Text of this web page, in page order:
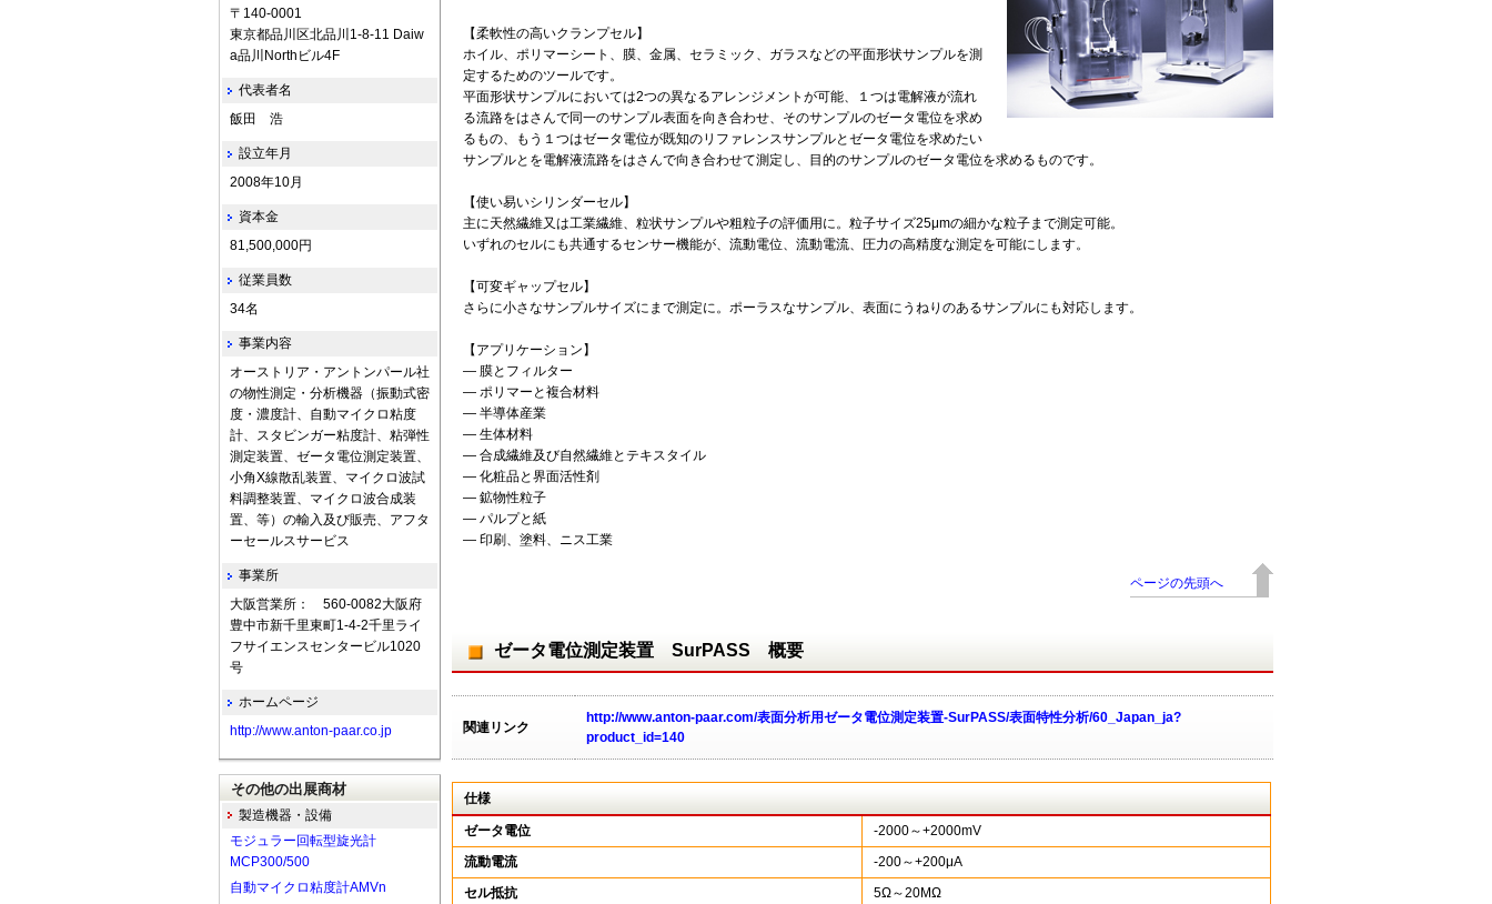
【柔軟性の高いクランプセル】
ホイル、ポリマーシート、膜、金属、セラミック、ガラスなどの平面形状サンプルを測
定するためのツールです。
平面形状サンプルにおいては2つの異なるアレンジメントが可能、１つは電解液が流れ
る流路をはさんで同一のサンプル表面を向き合わせ、そのサンプルのゼータ電位を求め
るもの、もう１つはゼータ電位が既知のリファレンスサンプルとゼータ電位を求めたい
サンプルとを電解液流路をはさんで向き合わせて測定し、目的のサンプルのゼータ電位を求めるものです。
【使い易いシリンダーセル】
主に天然繊維又は工業繊維、粒状サンプルや粗粒子の評価用に。粒子サイズ25μmの細かな粒子まで測定可能。
いずれのセルにも共通するセンサー機能が、流動電位、流動電流、圧力の高精度な測定を可能にします。
【可変ギャップセル】
さらに小さなサンプルサイズにまで測定に。ポーラスなサンプル、表面にうねりのあるサンプルにも対応します。
【アプリケーション】
― 膜とフィルター
― ポリマーと複合材料
― 半導体産業
― 生体材料
― 合成繊維及び自然繊維とテキスタイル
― 化粧品と界面活性剤
― 鉱物性粒子
― パルプと紙
― 印刷、塗料、ニス工業
ページの先頭へ
ゼータ電位測定装置 SurPASS 概要
関連リンク
http://www.anton-paar.com/表面分析用ゼータ電位測定装置-SurPASS/表面特性分析/60_Japan_ja?
product_id=140
仕様
ゼータ電位
-2000～+2000mV
流動電流
-200～+200μA
セル抵抗
5Ω～20MΩ
〒140-0001
東京都品川区北品川1-8-11 Daiw
a品川Northビル4F
代表者名
飯田 浩
設立年月
2008年10月
資本金
81,500,000円
従業員数
34名
事業内容
オーストリア・アントンパール社
の物性測定・分析機器（振動式密
度・濃度計、自動マイクロ粘度
計、スタビンガー粘度計、粘弾性
測定装置、ゼータ電位測定装置、
小角X線散乱装置、マイクロ波試
料調整装置、マイクロ波合成装
置、等）の輸入及び販売、アフタ
ーセールスサービス
事業所
大阪営業所： 560-0082大阪府
豊中市新千里東町1-4-2千里ライ
フサイエンスセンタービル1020
号
ホームページ
http://www.anton-paar.co.jp
その他の出展商材
製造機器・設備
モジュラー回転型旋光計
MCP300/500
自動マイクロ粘度計AMVn